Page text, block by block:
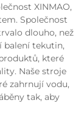
XINMAO,
Společnost
dlouho, než
balení tekutin,
které
Naše stroje
zahrnují vodu,
tak, aby